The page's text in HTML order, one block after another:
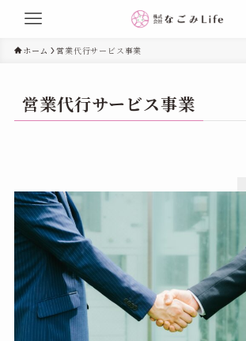
ホーム 営業代行サービス事業
営業代行サービス事業